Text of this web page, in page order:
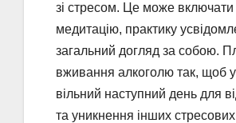
зі стресом. Це може включати
медитацію, практику
загальний догляд за собою.
вживання алкоголю так, щоб
вільний наступний день для
та уникнення інших